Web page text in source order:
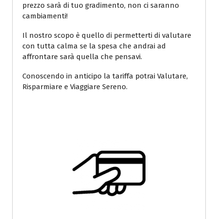
prezzo sarà di tuo gradimento, non ci saranno
cambiamenti!
Il nostro scopo è quello di permetterti di valutare
con tutta calma se la spesa che andrai ad
affrontare sarà quella che pensavi.
Conoscendo in anticipo la tariffa potrai Valutare,
Risparmiare e Viaggiare Sereno.